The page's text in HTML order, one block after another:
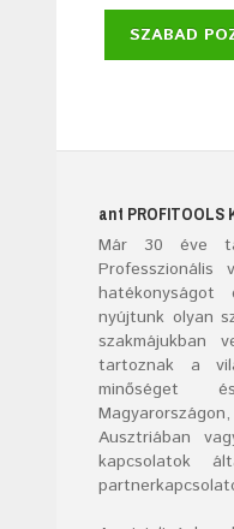
SZABAD
ant PROFITOOLS
Már 30éve
Professzionális
nyújtunk olyan
szakmájukban
tartoznak a
minőséget
Ausztriában
kapcsolatok